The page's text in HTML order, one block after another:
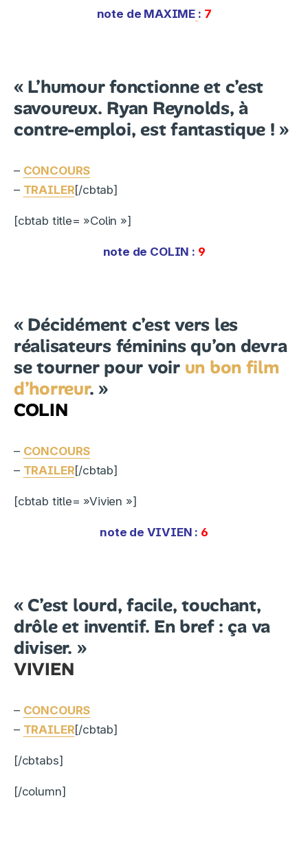
note de MAXIME : 7
« L’humour fonctionne et c’est
savoureux. Ryan Reynolds, à
contre-emploi, est fantastique ! »
– CONCOURS
– TRAILER[/cbtab]
[cbtab title= »Colin »]
note de COLIN : 9
« Décidément c’est vers les
réalisateurs féminins qu’on devra
se tourner pour voir un bon film
d’horreur. »
COLIN
– CONCOURS
– TRAILER[/cbtab]
[cbtab title= »Vivien »]
note de VIVIEN : 6
« C’est lourd, facile, touchant,
drôle et inventif. En bref : ça va
diviser. »
VIVIEN
– CONCOURS
– TRAILER[/cbtab]
[/cbtabs]
[/column]